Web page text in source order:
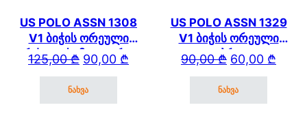
US POLO ASSN 1308
V1 ბიჭის ორეული
გრძელი სამკლაურით
და კაპრით
125,00₾Original price was: 125,00 ₾.
90,00 ₾
Current price is: 90,00 ₾.
ნახვა
US POLO ASSN 1329
V1 ბიჭის ორეული
კაპრით
90,00₾ Original price
60,00 ₾
Current price is:
ნახვა